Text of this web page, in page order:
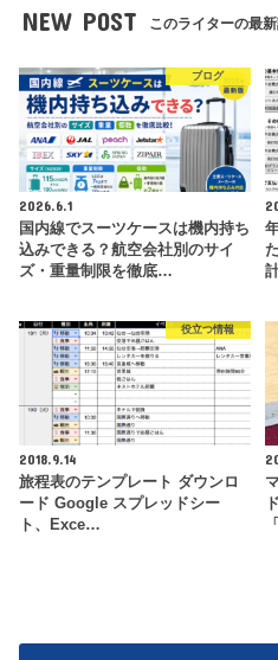
NEW POST このライターの最
ブログ
2026.6.1
国内線でスーツケースは機内持ち
込みできる？航空会社別のサイ
ズ・重量制限を徹底…
役立つ情報
2018.9.14
旅程表のテンプレート ダウンロ
ード Google スプレッドシー
ト、Exce…